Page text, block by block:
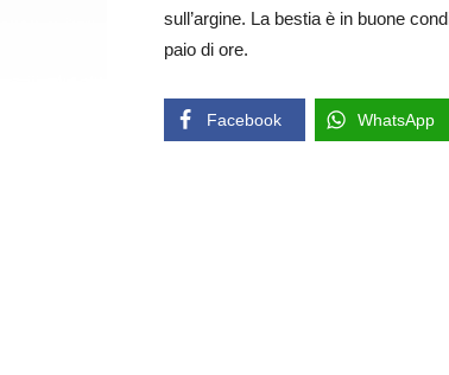
sull’argine. La bestia è in buone
paio di ore.
Facebook WhatsApp